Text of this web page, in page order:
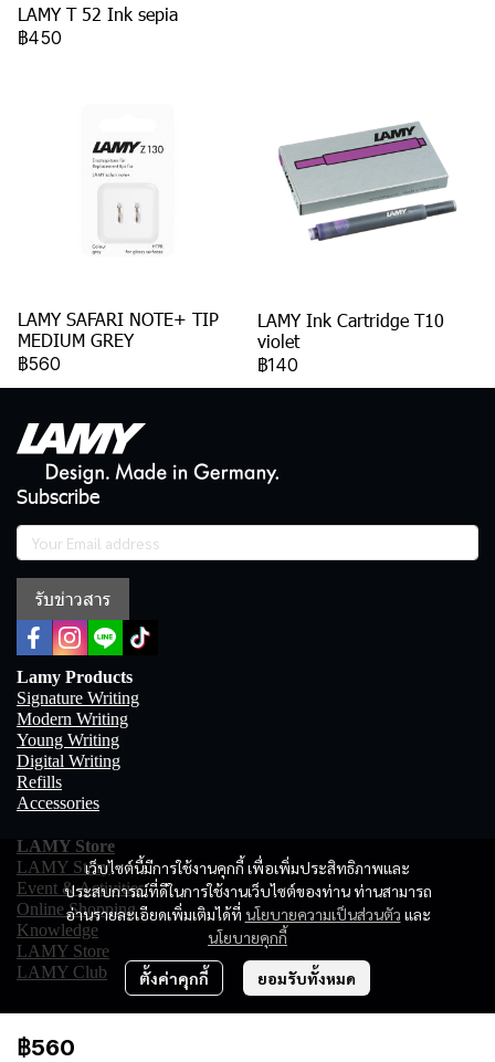
LAMY T 52 Ink sepia
฿450
LAMY SAFARI NOTE+ TIP
MEDIUM GREY
฿560
LAMY Ink Cartridge T10
violet
฿140
฿560
เว็บไซต์นี้มีการใช้งานคุกกี้ เพื่อเพิ่มประสิทธิภาพและ
ประสบการณ์ที่ดีในการใช้งานเว็บไซต์ของท่าน ท่านสามารถ
อ่านรายละเอียดเพิ่มเติมได้ที่ นโยบายความเป็นส่วนตัว และ
นโยบายคุกกี้
ตั้งค่าคุกกี้ ยอมรับทั้งหมด
Subscribe
รับข่าวสาร
Lamy Products
Signature Writing
Modern Writing
Young Writing
Digital Writing
Refills
Accessories
LAMY Store
LAMY Story
Event & Activities
Online Shopping
Knowledge
LAMY Store
LAMY Club